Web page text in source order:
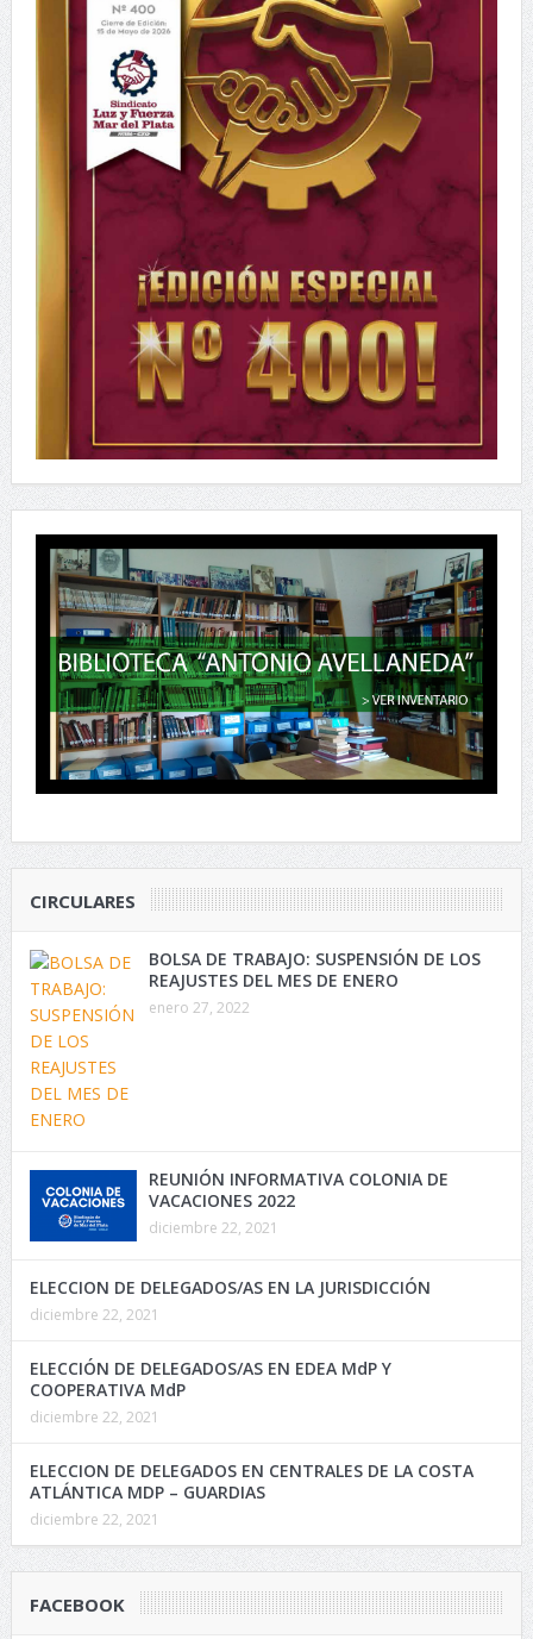
CIRCULARES
BOLSA DE TRABAJO: SUSPENSIÓN DE LOS
REAJUSTES DEL MES DE ENERO
enero 27, 2022
REUNIÓN INFORMATIVA COLONIA DE
VACACIONES 2022
diciembre 22, 2021
ELECCION DE DELEGADOS/AS EN LA JURISDICCIÓN
diciembre 22, 2021
ELECCIÓN DE DELEGADOS/AS EN EDEA MdP Y
COOPERATIVA MdP
diciembre 22, 2021
ELECCION DE DELEGADOS EN CENTRALES DE LA COSTA
ATLÁNTICA MDP – GUARDIAS
diciembre 22, 2021
FACEBOOK